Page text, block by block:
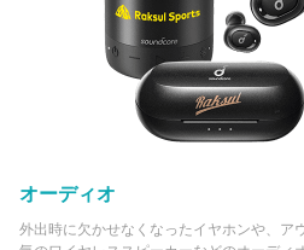
オーディオ
外出時に欠かせなくなったイヤホンや、ア